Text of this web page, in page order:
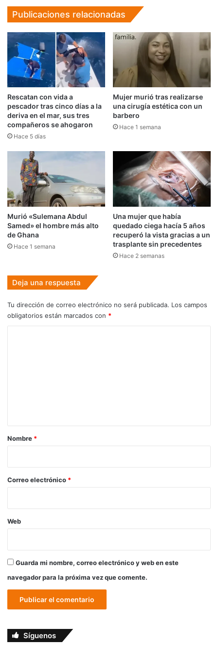
Gay
Publicaciones relacionadas
Rescatan con vida a
pescador tras cinco días a la
deriva en el mar, sus tres
compañeros se ahogaron
Hace 5 días
Mujer murió tras realizarse
una cirugía estética con un
barbero
Hace 1 semana
Murió «Sulemana Abdul
Samed» el hombre más alto
de Ghana
Hace 1 semana
Una mujer que había
quedado ciega hacía 5 años
recuperó la vista gracias a un
trasplante sin precedentes
Hace 2 semanas
Deja una respuesta
Tu dirección de correo electrónico no será publicada. Los campos
obligatorios están marcados con *
r
*
Nombre *
Correo electrónico *
Web
Guarda mi nombre, correo electrónico y web en este
navegador para la próxima vez que comente.
Síguenos